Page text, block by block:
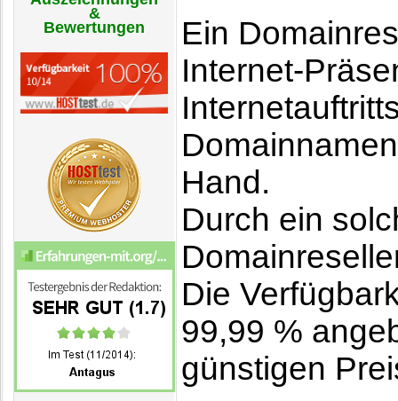
&
Bewertungen
Ein
Internet-
Hand.
Durch ein
Die
99,99 %
günstigen